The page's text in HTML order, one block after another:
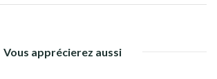
Vous apprécierez aussi